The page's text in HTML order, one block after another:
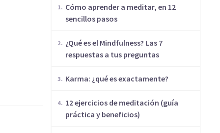
Cómo aprender a meditar, en 12
sencillos pasos
¿Qué es el Mindfulness? Las 7
respuestas a tus preguntas
​Karma: ¿qué es exactamente?
12 ejercicios de meditación (guía
práctica y beneficios)